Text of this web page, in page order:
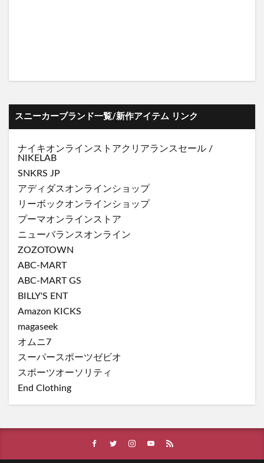
スニーカーブランド一覧/新作アイテム リンク
ナイキオンラインストアクリアランスセール /
NIKELAB
SNKRS JP
アディダスオンラインショップ
リーボックオンラインショップ
プーマオンラインストア
ニューバランスオンライン
ZOZOTOWN
ABC-MART
ABC-MART GS
BILLY'S ENT
Amazon KICKS
magaseek
オムニ7
スーパースポーツゼビオ
スポーツオーソリティ
End Clothing